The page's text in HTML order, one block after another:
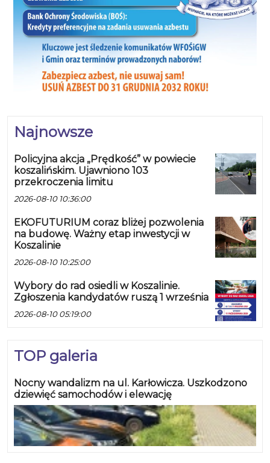
Najnowsze
Policyjna akcja „Prędkość” w powiecie
koszalińskim. Ujawniono 103
przekroczenia limitu
2026-08-10 10:36:00
EKOFUTURIUM coraz bliżej pozwolenia
na budowę. Ważny etap inwestycji w
Koszalinie
2026-08-10 10:25:00
Wybory do rad osiedli w Koszalinie.
Zgłoszenia kandydatów ruszą 1 września
2026-08-10 05:19:00
TOP galeria
Nocny wandalizm na ul. Karłowicza. Uszkodzono
dziewięć samochodów i elewację